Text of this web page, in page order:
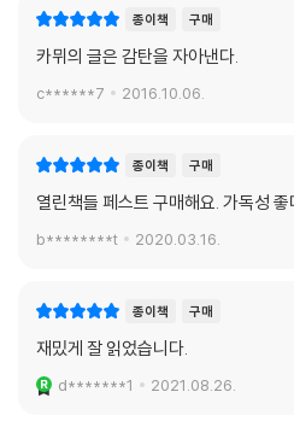
종이책 구매
카뮈의 글은 감탄을 자아낸다.
c******7 2016.10.06.
종이책 구매
열린책들 페스트 구매해요. 가독성 좋
b********t 2020.03.16.
종이책 구매
재밌게 잘 읽었습니다.
d*******1 2021.08.26.